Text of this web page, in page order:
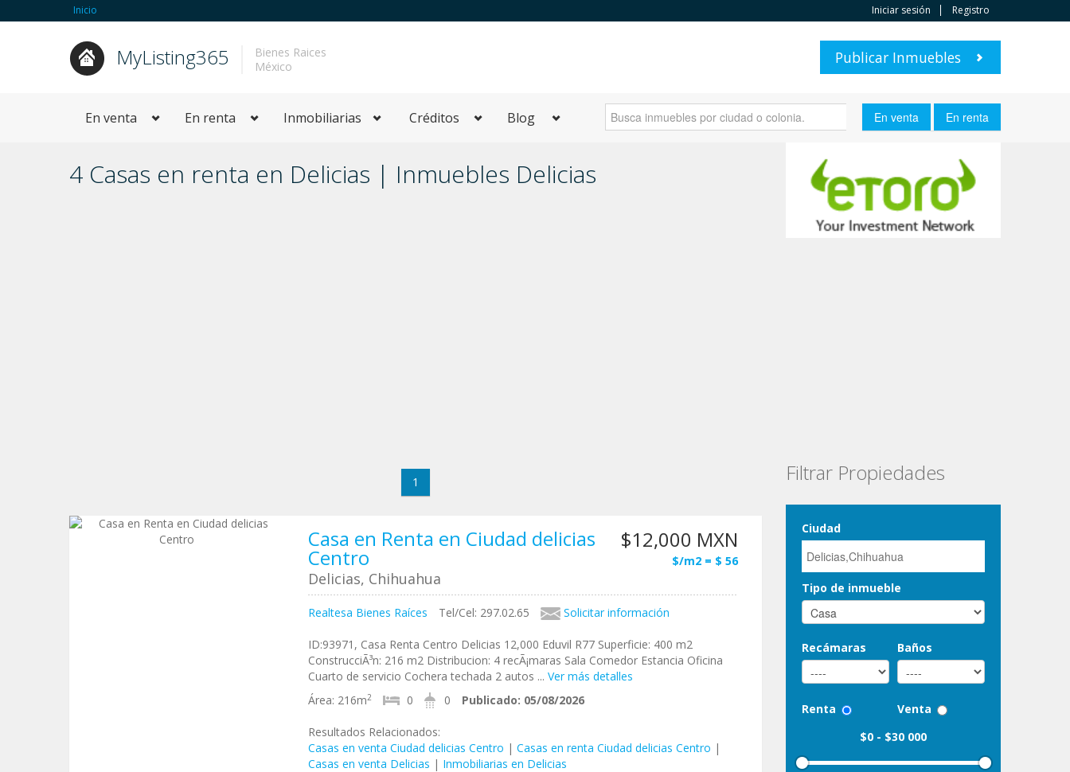
Inicio Iniciar sesión Registro
MyListing365
Bienes Raices
México
Publicar Inmuebles
En venta En renta Inmobiliarias Créditos Blog
4 Casas en renta en Delicias | Inmuebles Delicias
1
Casa en Renta en Ciudad delicias
Centro
$12,000 MXN
$/m2 = $ 56
Delicias, Chihuahua
Realtesa Bienes Raíces Tel/Cel: 297.02.65 Solicitar información
ID:93971, Casa Renta Centro Delicias 12,000 Eduvil R77 Superficie: 400 m2
ConstrucciÃ³n: 216 m2 Distribucion: 4 recÃ¡maras Sala Comedor Estancia Oficina
Cuarto de servicio Cochera techada 2 autos ... Ver más detalles
Área: 216m2 0 0 Publicado: 05/08/2026
Resultados Relacionados:
Casas en venta Ciudad delicias Centro | Casas en renta Ciudad delicias Centro |
Casas en venta Delicias | Inmobiliarias en Delicias
Filtrar Propiedades
Ciudad
Tipo de inmueble
Recámaras Baños
Renta
Venta
$0 - $30 000